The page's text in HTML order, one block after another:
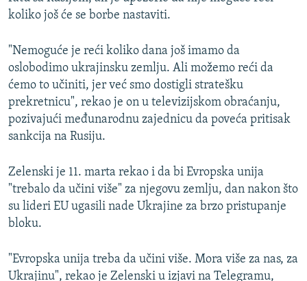
SVE KARTE DEJTONA
NASTANAK I RASPAD JUGOSLAVIJE
koliko još će se borbe nastaviti.
"Nemoguće je reći koliko dana još imamo da
oslobodimo ukrajinsku zemlju. Ali možemo reći da
ćemo to učiniti, jer već smo dostigli stratešku
prekretnicu", rekao je on u televizijskom obraćanju,
pozivajući međunarodnu zajednicu da poveća pritisak
sankcija na Rusiju.
Zelenski je 11. marta rekao i da bi Evropska unija
"trebalo da učini više" za njegovu zemlju, dan nakon što
su lideri EU ugasili nade Ukrajine za brzo pristupanje
bloku.
"Evropska unija treba da učini više. Mora više za nas, za
Ukrajinu", rekao je Zelenski u izjavi na Telegramu,